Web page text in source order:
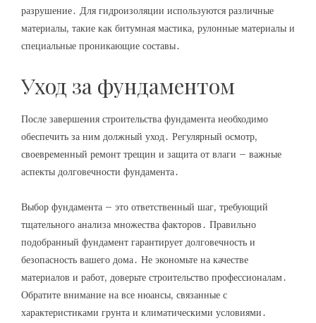
разрушение․ Для гидроизоляции используются различные
материалы, такие как битумная мастика, рулонные материалы и
специальные проникающие составы․
Уход за фундаментом
После завершения строительства фундамента необходимо
обеспечить за ним должный уход․ Регулярный осмотр,
своевременный ремонт трещин и защита от влаги – важные
аспекты долговечности фундамента․
Выбор фундамента – это ответственный шаг, требующий
тщательного анализа множества факторов․ Правильно
подобранный фундамент гарантирует долговечность и
безопасность вашего дома․ Не экономьте на качестве
материалов и работ, доверьте строительство профессионалам․
Обратите внимание на все нюансы, связанные с
характеристиками грунта и климатическими условиями․